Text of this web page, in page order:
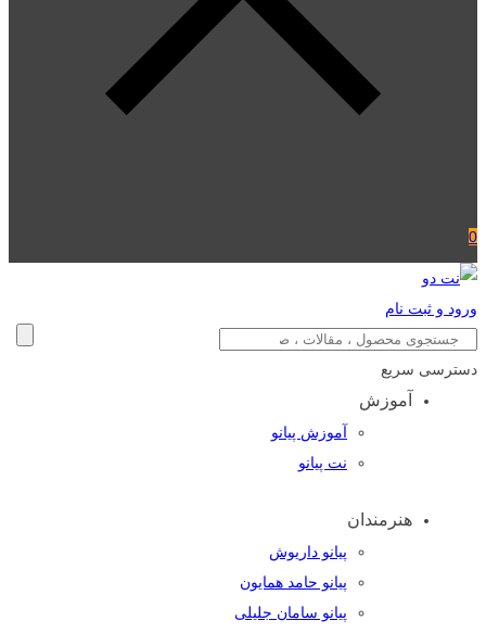
0
ورود و ثبت نام
دسترسی سریع
آموزش
آموزش پیانو
نت پیانو
هنرمندان
پیانو داریوش
پیانو حامد همایون
پیانو سامان جلیلی